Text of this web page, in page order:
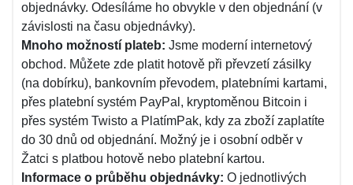
objednávky. Odesíláme ho obvykle v den objednání (v
závislosti na času objednávky).
Mnoho možností plateb: Jsme moderní internetový
obchod. Můžete zde platit hotově při převzetí zásilky
(na dobírku), bankovním převodem, platebními kartami,
přes platební systém PayPal, kryptoměnou Bitcoin i
přes systém Twisto a PlatímPak, kdy za zboží zaplatíte
do 30 dnů od objednání. Možný je i osobní odběr v
Žatci s platbou hotově nebo platební kartou.
Informace o průběhu objednávky: O jednotlivých